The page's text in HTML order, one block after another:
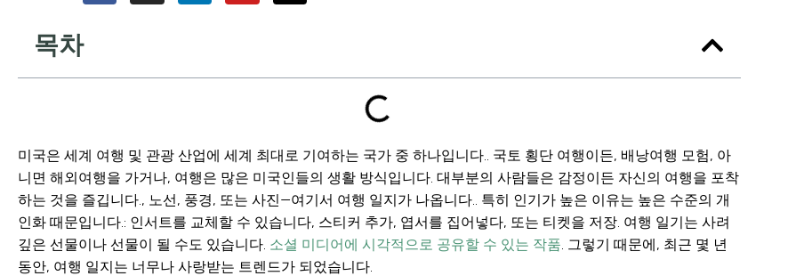
목차
미국은 세계 여행 및 관광 산업에 세계 최대로 기여하는 국가 중 하나입니다.. 국토 횡단 여행이든, 배낭여행 모험, 아
니면 해외여행을 가거나, 여행은 많은 미국인들의 생활 방식입니다. 대부분의 사람들은 감정이든 자신의 여행을 포착
하는 것을 즐깁니다., 노선, 풍경, 또는 사진—여기서 여행 일지가 나옵니다.. 특히 인기가 높은 이유는 높은 수준의 개
인화 때문입니다.: 인서트를 교체할 수 있습니다, 스티커 추가, 엽서를 집어넣다, 또는 티켓을 저장. 여행 일기는 사려
깊은 선물이나 선물이 될 수도 있습니다. 소셜 미디어에 시각적으로 공유할 수 있는 작품. 그렇기 때문에, 최근 몇 년
동안, 여행 일지는 너무나 사랑받는 트렌드가 되었습니다.